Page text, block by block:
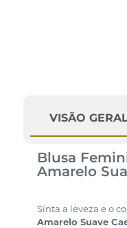
VISÃO
Blusa
Amarelo
Sinta a leveza e o
Amarelo Suave